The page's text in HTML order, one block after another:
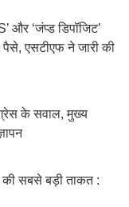
और ‘जंप्ड डिपॉजिट’
एसटीएफ ने जारी की
के सवाल, मुख्य
की सबसे बड़ी ताकत :